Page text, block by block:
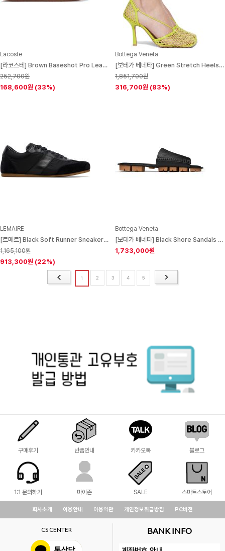
Lacoste
[라코스테] Brown Baseshot Pro Leather Sneakers 261268M237017
252,700원
168,600원 (33%)
Bottega Veneta
[보테가 베네타] Green Stretch Heels 221798F122002
1,851,700원
316,700원 (83%)
LEMAIRE
[르메르] Black Soft Runner Sneakers 261646M237003
1,165,100원
913,300원 (22%)
Bottega Veneta
[보테가 베네타] Black Shore Sandals 242798M234003
1,733,000원
1 2 3 4 5
구매후기 반품안내 카카오톡 블로그
1:1 문의하기 마이존 SALE 스마트스토어
회사소개 이용안내 이용약관 개인정보취급방침 PC버전
CS CENTER BANK INFO